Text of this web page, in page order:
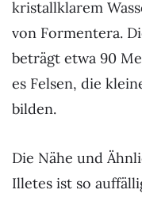
kristallklarem
von Formentera.
beträgt etwa 90
es Felsen, die
bilden.
Die Nähe und
Illetes ist so